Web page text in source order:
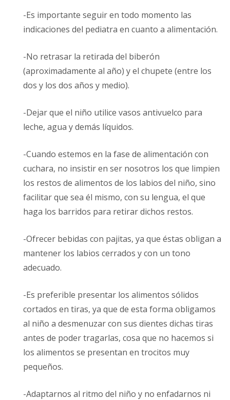
-Es importante seguir en todo momento las
indicaciones del pediatra en cuanto a alimentación.
-No retrasar la retirada del biberón
(aproximadamente al año) y el chupete (entre los
dos y los dos años y medio).
-Dejar que el niño utilice vasos antivuelco para
leche, agua y demás líquidos.
-Cuando estemos en la fase de alimentación con
cuchara, no insistir en ser nosotros los que limpien
los restos de alimentos de los labios del niño, sino
facilitar que sea él mismo, con su lengua, el que
haga los barridos para retirar dichos restos.
-Ofrecer bebidas con pajitas, ya que éstas obligan a
mantener los labios cerrados y con un tono
adecuado.
-Es preferible presentar los alimentos sólidos
cortados en tiras, ya que de esta forma obligamos
al niño a desmenuzar con sus dientes dichas tiras
antes de poder tragarlas, cosa que no hacemos si
los alimentos se presentan en trocitos muy
pequeños.
-Adaptarnos al ritmo del niño y no enfadarnos ni